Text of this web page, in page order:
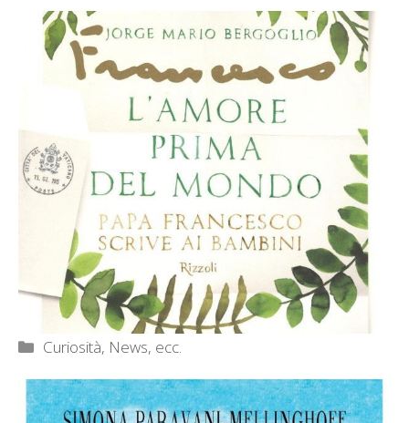
Categorie
Curiosità, News, ecc.